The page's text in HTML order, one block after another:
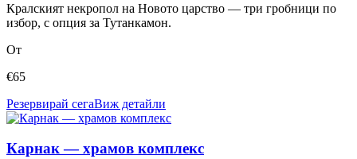
Кралският некропол на Новото царство — три гробници по
избор, с опция за Тутанкамон.
От
€65
Резервирай сегаВиж детайли
Карнак — храмов комплекс